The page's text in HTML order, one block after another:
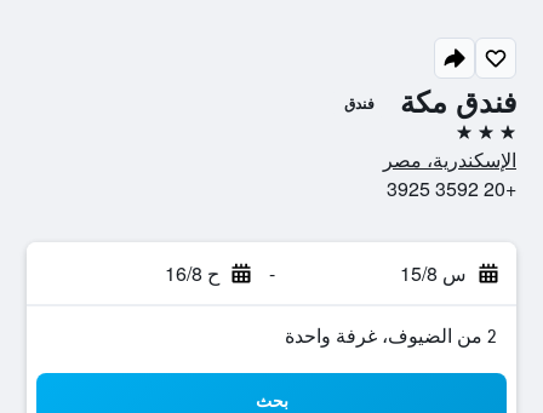
فندق مكة فندق
3 نجوم
الإسكندرية، مصر
+20 3592 3925
س 15/8 - ح 16/8
2 من الضيوف، غرفة واحدة
بحث